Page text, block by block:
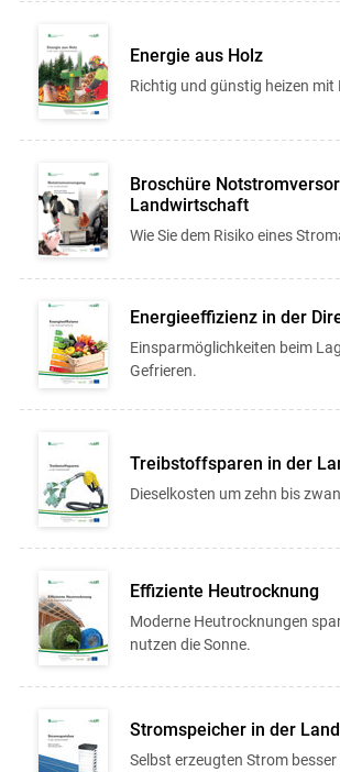
Energie aus Holz
Richtig und günstig heizen mit
Broschüre
Landwirtschaft
Wie Sie dem Risiko eines
Energieeffizienz in der
Einsparmöglichkeiten beim
Gefrieren.
Treibstoffsparen in der
Dieselkosten um zehn bis
Effiziente Heutrocknung
Moderne Heutrocknungen
nutzen die Sonne.
Stromspeicher in der
Selbst erzeugten Strom